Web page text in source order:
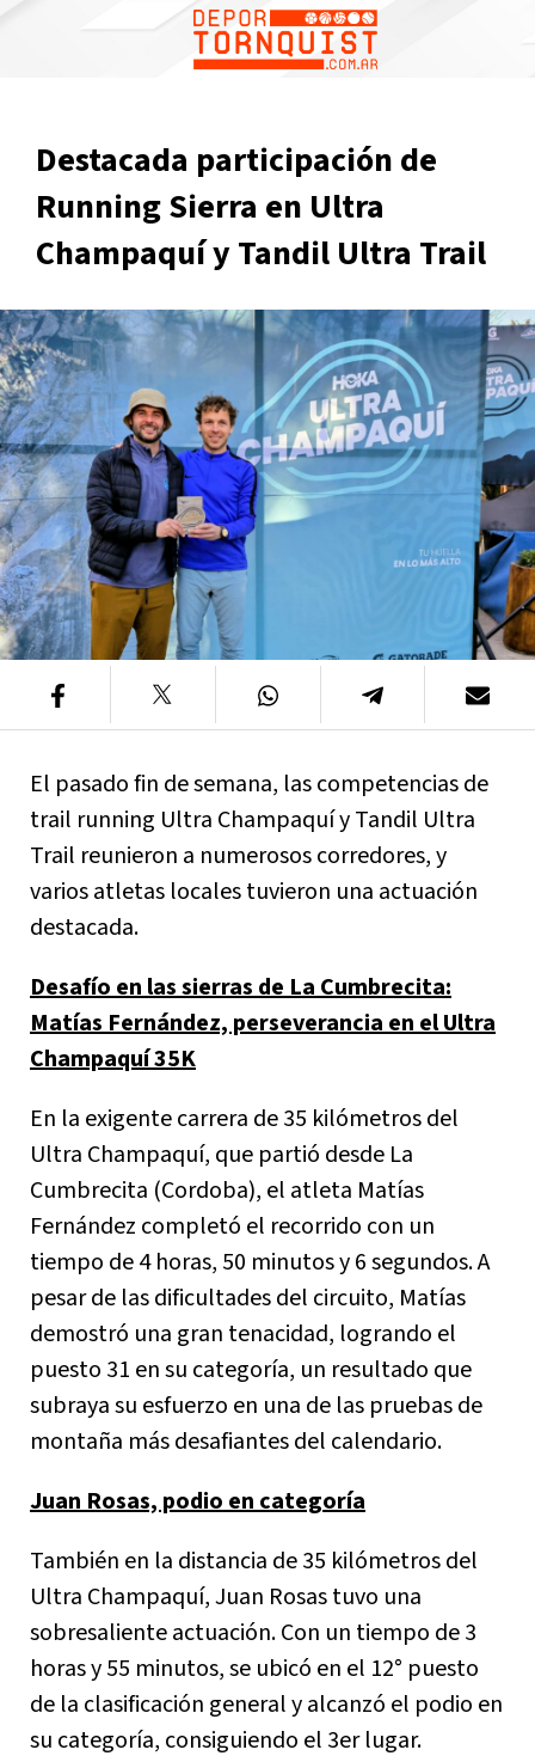
Destacada participación de
Running Sierra en Ultra
Champaquí y Tandil Ultra Trail
El pasado fin de semana, las competencias de
trail running Ultra Champaquí y Tandil Ultra
Trail reunieron a numerosos corredores, y
varios atletas locales tuvieron una actuación
destacada.
Desafío en las sierras de La Cumbrecita:
Matías Fernández, perseverancia en el Ultra
Champaquí 35K
En la exigente carrera de 35 kilómetros del
Ultra Champaquí, que partió desde La
Cumbrecita (Cordoba), el atleta Matías
Fernández completó el recorrido con un
tiempo de 4 horas, 50 minutos y 6 segundos. A
pesar de las dificultades del circuito, Matías
demostró una gran tenacidad, logrando el
puesto 31 en su categoría, un resultado que
subraya su esfuerzo en una de las pruebas de
montaña más desafiantes del calendario.
Juan Rosas, podio en categoría
También en la distancia de 35 kilómetros del
Ultra Champaquí, Juan Rosas tuvo una
sobresaliente actuación. Con un tiempo de 3
horas y 55 minutos, se ubicó en el 12° puesto
de la clasificación general y alcanzó el podio en
su categoría, consiguiendo el 3er lugar.